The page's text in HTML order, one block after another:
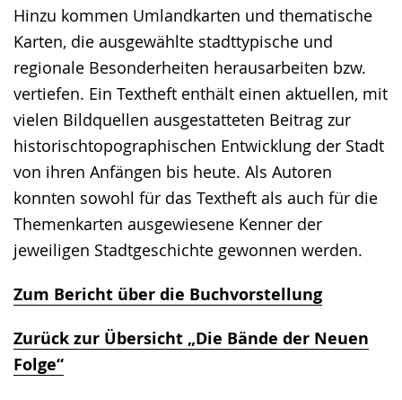
Hinzu kommen Umlandkarten und thematische
Karten, die ausgewählte stadttypische und
regionale Besonderheiten herausarbeiten bzw.
vertiefen. Ein Textheft enthält einen aktuellen, mit
vielen Bildquellen ausgestatteten Beitrag zur
historischtopographischen Entwicklung der Stadt
von ihren Anfängen bis heute. Als Autoren
konnten sowohl für das Textheft als auch für die
Themenkarten ausgewiesene Kenner der
jeweiligen Stadtgeschichte gewonnen werden.
Zum Bericht über die Buchvorstellung
Zurück zur Übersicht „Die Bände der Neuen
Folge“